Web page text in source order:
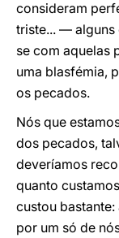
consideram
triste... — alguns
se com aquelas
uma blasfémia,
os pecados.
Nós que
dos pecados,
deveríamos
quanto
custou
por um só de